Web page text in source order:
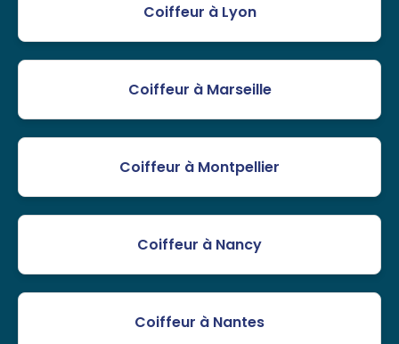
Coiffeur à Lyon
Coiffeur à Marseille
Coiffeur à Montpellier
Coiffeur à Nancy
Coiffeur à Nantes